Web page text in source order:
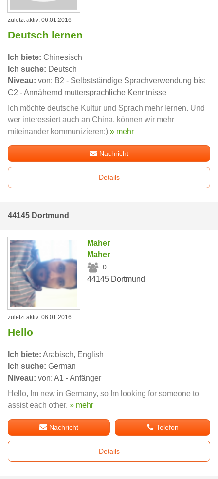
zuletzt aktiv: 06.01.2016
Deutsch lernen
Ich biete: Chinesisch
Ich suche: Deutsch
Niveau: von: B2 - Selbstständige Sprachverwendung bis:
C2 - Annähernd muttersprachliche Kenntnisse
Ich möchte deutsche Kultur und Sprach mehr lernen. Und
wer interessiert auch an China, können wir mehr
miteinander kommunizieren:) » mehr
Nachricht
Details
44145 Dortmund
Maher
Maher
0
44145 Dortmund
zuletzt aktiv: 06.01.2016
Hello
Ich biete: Arabisch, English
Ich suche: German
Niveau: von: A1 - Anfänger
Hello, Im new in Germany, so Im looking for someone to
assist each other. » mehr
Nachricht Telefon
Details